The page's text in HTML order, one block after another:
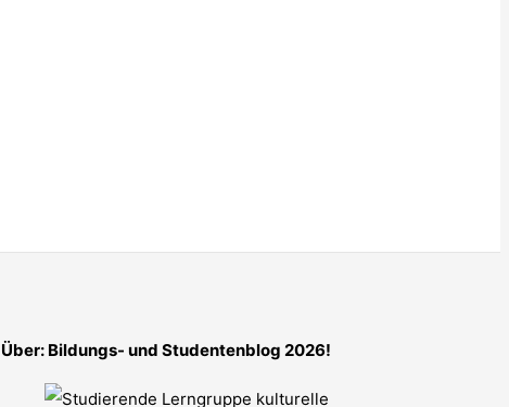
Über: Bildungs- und Studentenblog 2026!